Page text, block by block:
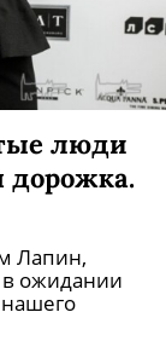
люди
дорожка.
Лапин,
в ожидании